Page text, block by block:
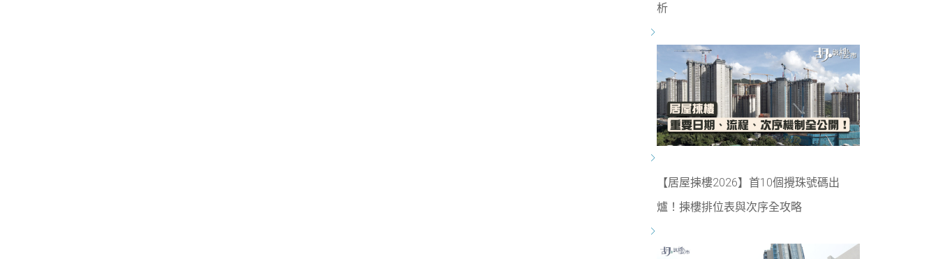
析
【居屋揀樓2026】首10個攪珠號碼出
爐！揀樓排位表與次序全攻略